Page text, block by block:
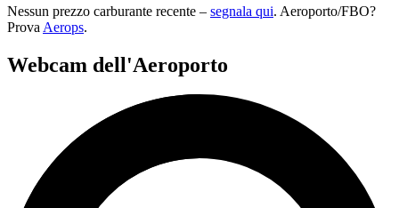
Nessun prezzo carburante recente – segnala qui. Aeroporto/FBO?
Prova Aerops.
Webcam dell'Aeroporto